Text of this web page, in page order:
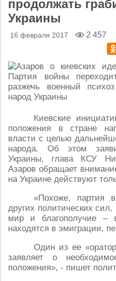
продолжать
Украины
16 февраля 2017 2 457
Киевские
положения в стране
власти с целью
народа. Об этом
Украины, глава КСУ
Азаров обращает
на Украине действуют
«Похоже, партия
других политических
мир и благополучие –
находятся в эмиграции,
Один из ее
заявляет о
положения», - пишет